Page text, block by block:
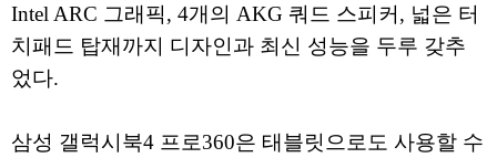
Intel ARC 그래픽, 4개의 AKG 쿼드 스피커, 넓은 터
치패드 탑재까지 디자인과 최신 성능을 두루 갖추
었다.
삼성 갤럭시북4 프로360은 태블릿으로도 사용할 수